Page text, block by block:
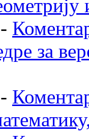
за